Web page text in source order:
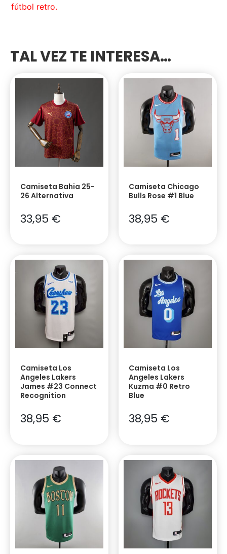
fútbol retro.
TAL VEZ TE INTERESA…
Camiseta Bahia 25-
26 Alternativa
33,95 €
Camiseta Chicago
Bulls Rose #1 Blue
38,95 €
Camiseta Los
Angeles Lakers
James #23 Connect
Recognition
38,95 €
Camiseta Los
Angeles Lakers
Kuzma #0 Retro
Blue
38,95 €